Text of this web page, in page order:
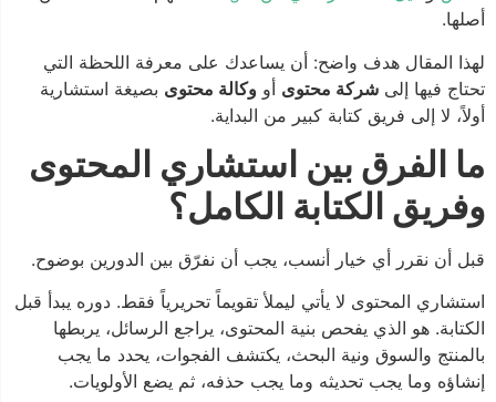
أصلها.
لهذا المقال هدف واضح: أن يساعدك على معرفة اللحظة التي
تحتاج فيها إلى شركة محتوىأو وكالة محتوىبصيغة استشارية
أولاً، لا إلى فريق كتابة كبير من البداية.
ما الفرق بين استشاري المحتوى
وفريق الكتابة الكامل؟
قبل أن نقرر أي خيار أنسب، يجب أن نفرّق بين الدورين بوضوح.
استشاري المحتوى لا يأتي ليملأ تقويماً تحريرياً فقط. دوره يبدأ قبل
الكتابة. هو الذي يفحص بنية المحتوى، يراجع الرسائل، يربطها
بالمنتج والسوق ونية البحث، يكتشف الفجوات، يحدد ما يجب
إنشاؤه وما يجب تحديثه وما يجب حذفه، ثم يضع الأولويات.